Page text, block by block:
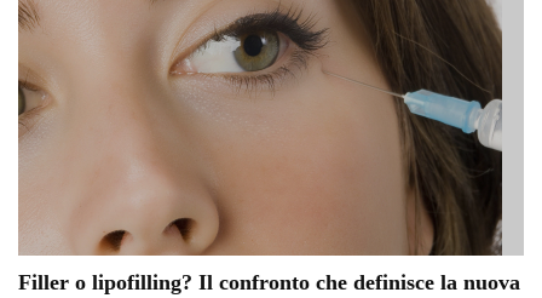
Filler o lipofilling? Il confronto che definisce la nuova